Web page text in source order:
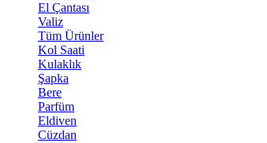
El Çantası
Valiz
Tüm Ürünler
Kol Saati
Kulaklık
Şapka
Bere
Parfüm
Eldiven
Cüzdan